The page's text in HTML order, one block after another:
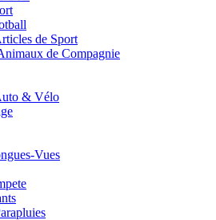
de Sport
de Compagnie
& Vélo
Vues